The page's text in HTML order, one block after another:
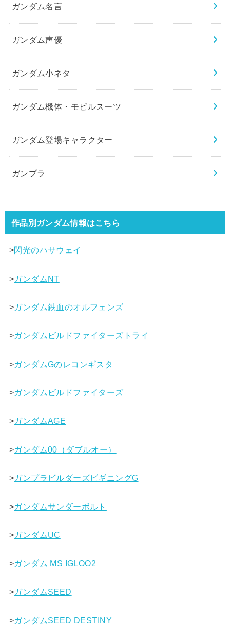
ガンダム名言
ガンダム声優
ガンダム小ネタ
ガンダム機体・モビルスーツ
ガンダム登場キャラクター
ガンプラ
作品別ガンダム情報はこちら
>閃光のハサウェイ
>ガンダムNT
>ガンダム鉄血のオルフェンズ
>ガンダムビルドファイターズトライ
>ガンダムGのレコンギスタ
>ガンダムビルドファイターズ
>ガンダムAGE
>ガンダム00（ダブルオー）
>ガンプラビルダーズビギニングG
>ガンダムサンダーボルト
>ガンダムUC
>ガンダム MS IGLOO2
>ガンダムSEED
>ガンダムSEED DESTINY